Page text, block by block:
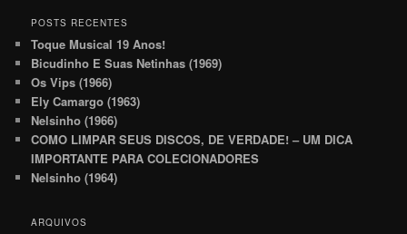
POSTS RECENTES
Toque Musical 19 Anos!
Bicudinho E Suas Netinhas (1969)
Os Vips (1966)
Ely Camargo (1963)
Nelsinho (1966)
COMO LIMPAR SEUS DISCOS, DE VERDADE! – UM DICA
IMPORTANTE PARA COLECIONADORES
Nelsinho (1964)
ARQUIVOS